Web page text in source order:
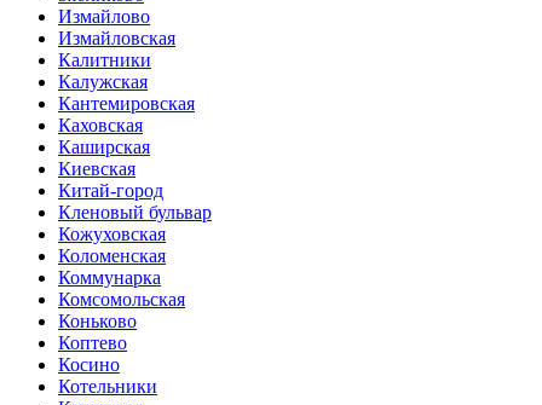
Измайлово
Измайловская
Калитники
Калужская
Кантемировская
Каховская
Каширская
Киевская
Китай-город
Кленовый бульвар
Кожуховская
Коломенская
Коммунарка
Комсомольская
Коньково
Коптево
Косино
Котельники